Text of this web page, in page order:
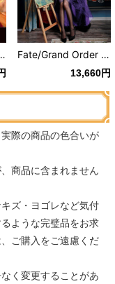
基再臨 第三段階 第四段階 Fate/Grand Order FGO スカサハスカディ 第一再臨
13,660円
際の商品の色合いが
商品に含まれません
ズ・ヨゴレなど気付
ような完璧品をお求
ご購入をご遠慮くだ
く変更することがあ